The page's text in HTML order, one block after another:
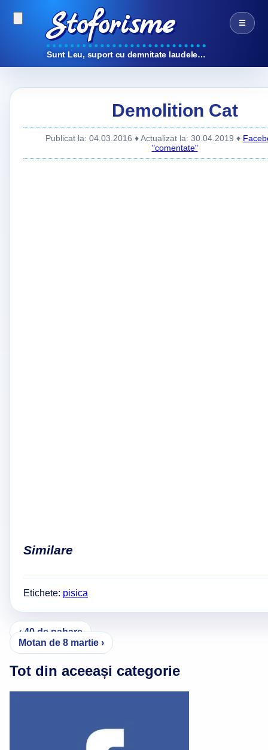
Stoforisme
Sunt Leu, suport cu demnitate laudele…
☰
Demolition Cat
Publicat la: 04.03.2016 ♦ Actualizat la: 30.04.2019 ♦
"comentate"
Similare
Etichete: pisica
Navigare
în
articole
‹ 40 de pahare
Motan de 8 martie ›
Tot din aceeași categorie